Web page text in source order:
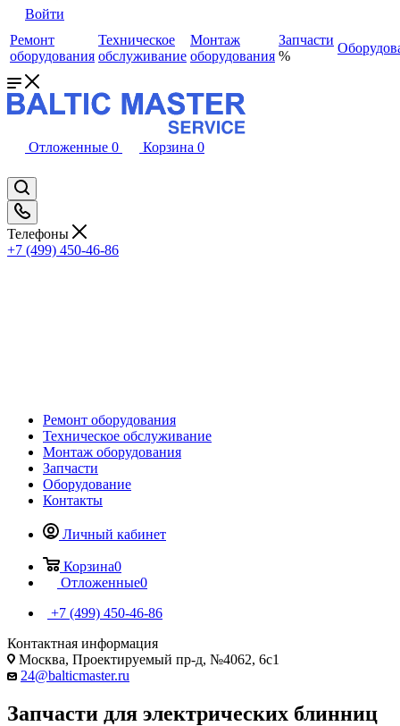
Войти
Ремонт
оборудования
Техническое
обслуживание
Монтаж
оборудования
Запчасти
%
Отложенные 0 Корзина 0
Телефоны
+7 (499) 450-46-86
Ремонт оборудования
Техническое обслуживание
Монтаж оборудования
Запчасти
Оборудование
Контакты
Личный кабинет
Корзина0
Отложенные0
+7 (499) 450-46-86
Контактная информация
Москва, Проектируемый пр-д, №4062, 6с1
24@balticmaster.ru
Запчасти для электрических блинниц